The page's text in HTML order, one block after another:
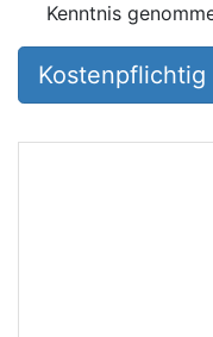
Kenntnis